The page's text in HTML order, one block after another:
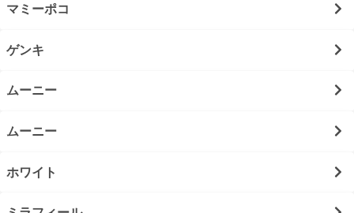
マミーポコ
ゲンキ
ムーニー
ムーニー
ホワイト